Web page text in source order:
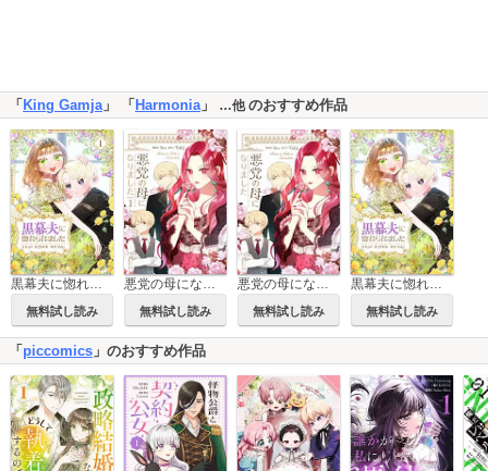
「King Gamja 」 「Harmonia 」 …他のおすすめ作品
無料試し読み
悪党の母になりました
無料試し読み 無料試し読み 無料試し読み
「 piccomics 」のおすすめ作品